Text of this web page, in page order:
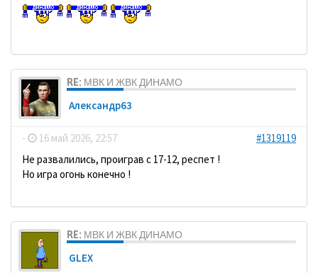
RE: МВК И ЖВК ДИНАМО
Александр63
- 16 май 2026, 22:57
#1319119
Не развалились, проиграв с 17-12, респет !
Но игра огонь конечно !
RE: МВК И ЖВК ДИНАМО
GLEX